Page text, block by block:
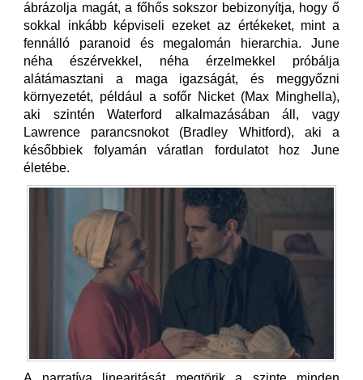
ábrázolja magát, a főhős sokszor bebizonyítja, hogy ő
sokkal inkább képviseli ezeket az értékeket, mint a
fennálló paranoid és megalomán hierarchia. June
néha észérvekkel, néha érzelmekkel próbálja
alátámasztani a maga igazságát, és meggyőzni
környezetét, például a sofőr Nicket (Max Minghella),
aki szintén Waterford alkalmazásában áll, vagy
Lawrence parancsnokot (Bradley Whitford), aki a
későbbiek folyamán váratlan fordulatot hoz June
életébe.